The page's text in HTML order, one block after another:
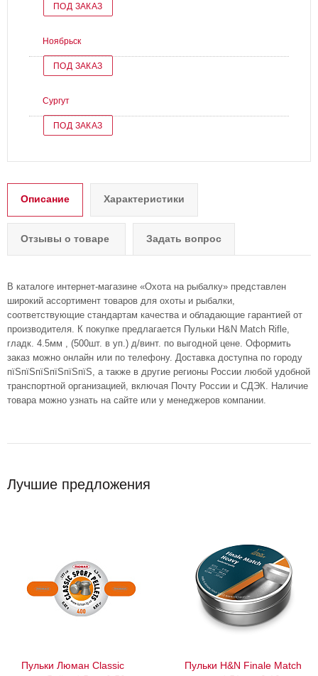
ПОД ЗАКАЗ
Ноябрьск
ПОД ЗАКАЗ
Сургут
ПОД ЗАКАЗ
Описание Характеристики
Отзывы о товаре Задать вопрос
В каталоге интернет-магазине «Охота на рыбалку» представлен
широкий ассортимент товаров для охоты и рыбалки,
соответствующие стандартам качества и обладающие гарантией от
производителя. К покупке предлагается Пульки H&N Match Rifle,
гладк. 4.5мм , (500шт. в уп.) д/винт. по выгодной цене. Оформить
заказ можно онлайн или по телефону. Доставка доступна по городу
пїЅпїЅпїЅпїЅпїЅпїЅ, а также в другие регионы России любой удобной
транспортной организацией, включая Почту России и СДЭК. Наличие
товара можно узнать на сайте или у менеджеров компании.
Лучшие предложения
Пульки Люман Classic
Пульки H&N Finale Match